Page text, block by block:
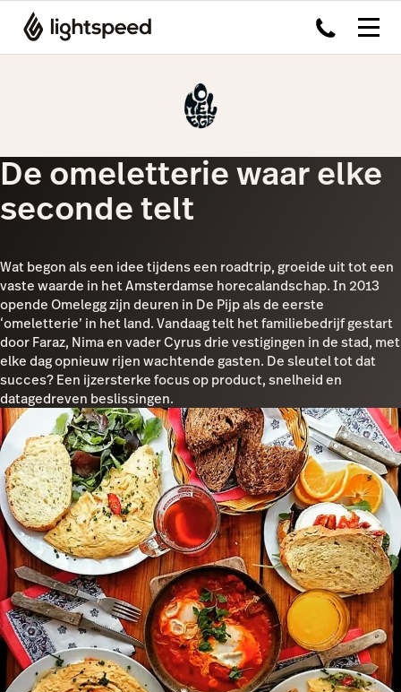
De omeletterie waar elke
seconde telt
Wat begon als een idee tijdens een roadtrip, groeide uit tot een
vaste waarde in het Amsterdamse horecalandschap. In 2013
opende Omelegg zijn deuren in De Pijp als de eerste
‘omeletterie’ in het land. Vandaag telt het familiebedrijf gestart
door Faraz, Nima en vader Cyrus drie vestigingen in de stad, met
elke dag opnieuw rijen wachtende gasten. De sleutel tot dat
succes? Een ijzersterke focus op product, snelheid en
datagedreven beslissingen.